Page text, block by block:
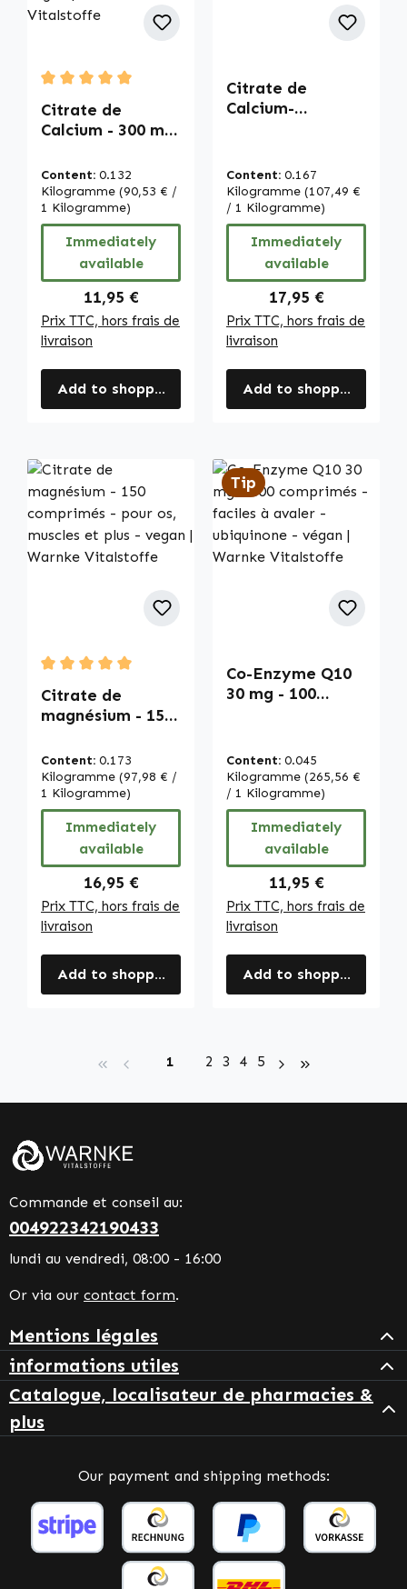
Average rating of 5 out of 5 stars
Citrate de
Calcium - 300 mg
Comprimés - Pour
les Os, les
Muscles, les
Dents et Plus
Encore - végan |
Warnke
Vitalstoffe
Content: 0.132
Kilogramme (90,53 € /
1 Kilogramme)
Immediately
available
Regular price:
11,95 €
Prix TTC, hors frais de
livraison
Add to shopping cart
Citrate de
Calcium-
Os, les Muscles,
les Dents et Plus
Encore - Végan |
Warnke
Vitalstoffe
Content: 0.167
Kilogramme (107,49 €
/ 1 Kilogramme)
Immediately
available
Regular price:
17,95 €
Prix TTC, hors frais de
livraison
Add to shopping cart
Average rating of 5 out of 5 stars
Citrate de
magnésium - 150
os, muscles et
plus - vegan |
Warnke
Vitalstoffe
Content: 0.173
Kilogramme (97,98 € /
1 Kilogramme)
Immediately
available
Regular price:
16,95 €
Prix TTC, hors frais de
livraison
Add to shopping cart
Tip
Co-Enzyme Q10
30 mg - 100
ubiquinone -
végan | Warnke
Vitalstoffe
Content: 0.045
Kilogramme (265,56 €
/ 1 Kilogramme)
Immediately
available
Regular price:
11,95 €
Prix TTC, hors frais de
livraison
Add to shopping cart
Page
1 Page
2 Page
3 Page
4 Page
5
Commande et conseil au:
004922342190433
lundi au vendredi, 08:00 - 16:00
Or via our contact form.
Mentions légales
informations utiles
Catalogue, localisateur de pharmacies &
plus
Our payment and shipping methods: